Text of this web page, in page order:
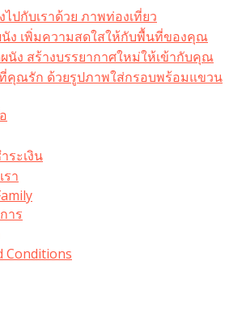
ไปกับเราด้วย ภาพท่องเที่ยว
ง เพิ่มความสดใสให้กับพื้นที่ของคุณ
นัง สร้างบรรยากาศใหม่ให้เข้ากับคุณ
คุณรัก ด้วยรูปภาพใส่กรอบพร้อมแขวน​
ระเงิน
รา
าร
Conditions